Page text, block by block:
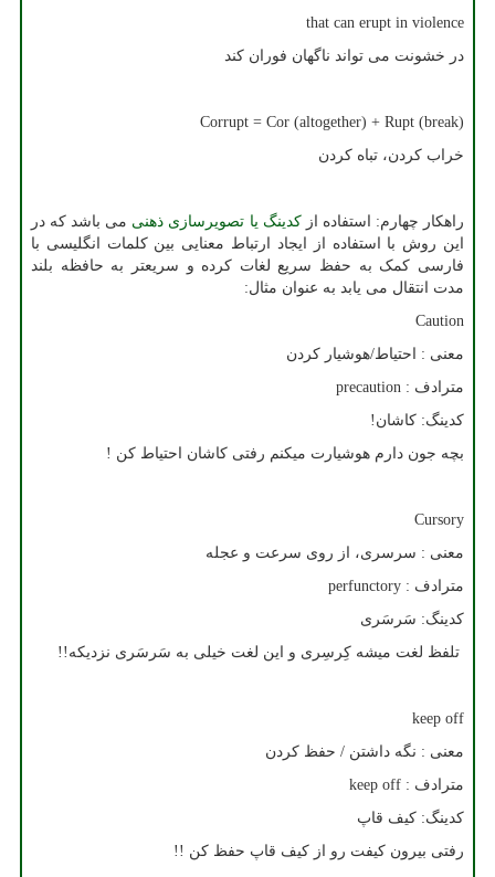
that can erupt in violence
در خشونت می تواند ناگهان فوران کند
Corrupt = Cor (altogether) + Rupt (break)
خراب کردن، تباه کردن
راهکار چهارم: استفاده ازکدینگ یا تصویرسازی ذهنی می باشد که در
این روش با استفاده از ایجاد ارتباط معنایی بین کلمات انگلیسی با
فارسی کمک به حفظ سریع لغات کرده و سریعتر به حافظه بلند
مدت انتقال می یابد به عنوان مثال:
Caution
معنی : احتیاط/هوشیار کردن
مترادف : precaution
کدینگ: کاشان!
بچه جون دارم هوشیارت میکنم رفتی کاشان احتیاط کن !
Cursory
معنی : سرسری، از روی سرعت و عجله
مترادف : perfunctory
کدینگ: سَرسَری
تلفظ لغت میشه کِرسِری و این لغت خیلی به سَرسَری نزدیکه!!
keep off
معنی : نگه داشتن / حفظ کردن
مترادف : keep off
کدینگ: کیف قاپ
رفتی بیرون کیفت رو از کیف قاپ حفظ کن !!